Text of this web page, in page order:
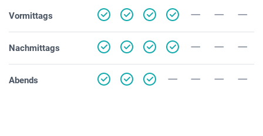
Vormittags
Nachmittags
Abends